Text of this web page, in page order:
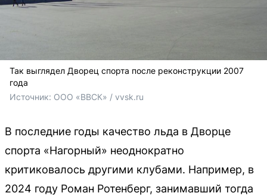
Так выглядел Дворец спорта после реконструкции 2007
года
Источник: ООО «ВВСК» / vvsk.ru
В последние годы качество льда в Дворце
спорта «Нагорный» неоднократно
критиковалось другими клубами. Например, в
2024 году Роман Ротенберг, занимавший тогда